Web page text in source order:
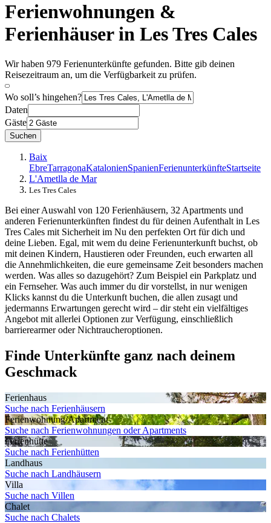
Ferienwohnungen &
Ferienhäuser in Les Tres Cales
Wir haben 979 Ferienunterkünfte gefunden. Bitte gib deinen
Reisezeitraum an, um die Verfügbarkeit zu prüfen.
Wo soll’s hingehen?
Daten
Gäste
Suchen
Baix
EbreTarragonaKatalonienSpanienFerienunterkünfteStartseite
L'Ametlla de Mar
Les Tres Cales
Bei einer Auswahl von 120 Ferienhäusern, 32 Apartments und
anderen Ferienunterkünften findest du für deinen Aufenthalt in Les
Tres Cales mit Sicherheit im Nu den perfekten Ort für dich und
deine Lieben. Egal, mit wem du deine Ferienunterkunft buchst, ob
mit deinen Kindern, Haustieren oder Freunden, euch erwarten all
die Annehmlichkeiten, die eure gemeinsame Zeit besonders machen
werden. Was alles so dazugehört? Zum Beispiel ein Parkplatz und
ein Fernseher. Was auch immer du dir vorstellst, in nur wenigen
Klicks kannst du die Unterkunft buchen, die allen zusagt und
jedermanns Erwartungen gerecht wird – dir steht ein vielfältiges
Angebot mit allerlei Optionen zur Verfügung, einschließlich
barrierearmer oder Nichtraucheroptionen.
Finde Unterkünfte ganz nach deinem
Geschmack
Ferienhaus
Suche nach Ferienhäusern
Ferienwohnung/Apartment
Suche nach Ferienwohnungen oder Apartments
Ferienhütte
Suche nach Ferienhütten
Landhaus
Suche nach Landhäusern
Villa
Suche nach Villen
Chalet
Suche nach Chalets